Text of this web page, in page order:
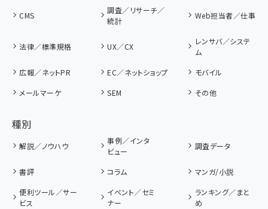
CMS
調査／リサーチ／
統計
Web担当者／仕事
法律／標準規格 UX／CX
レンサバ／システ
ム
広報／ネットPR
EC／ネットショップ
モバイル
メールマーケ
SEM その他
種別
解説／ノウハウ
事例／インタ
ビュー
調査データ
書評 コラム
マンガ/小説
便利ツール／サー
ビス
イベント／セミ
ナー
ランキング／まと
め